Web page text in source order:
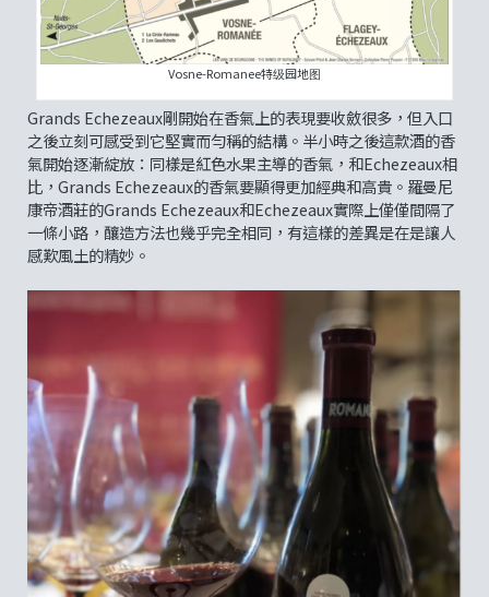
Vosne-Romanee特级园地图
Grands Echezeaux剛開始在香氣上的表現要收斂很多，但入口
之後立刻可感受到它堅實而勻稱的結構。半小時之後這款酒的香
氣開始逐漸綻放：同樣是紅色水果主導的香氣，和Echezeaux相
比，Grands Echezeaux的香氣要顯得更加經典和高貴。羅曼尼
康帝酒莊的Grands Echezeaux和Echezeaux實際上僅僅間隔了
一條小路，釀造方法也幾乎完全相同，有這樣的差異是在是讓人
感歎風土的精妙。